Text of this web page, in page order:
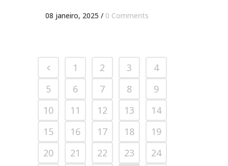
08 janeiro, 2025 / 0 Comments
1 2 3
4
5
6 7 8
9
10
11 12 13
14
15
16 17 18
19
20
21 22 23
24